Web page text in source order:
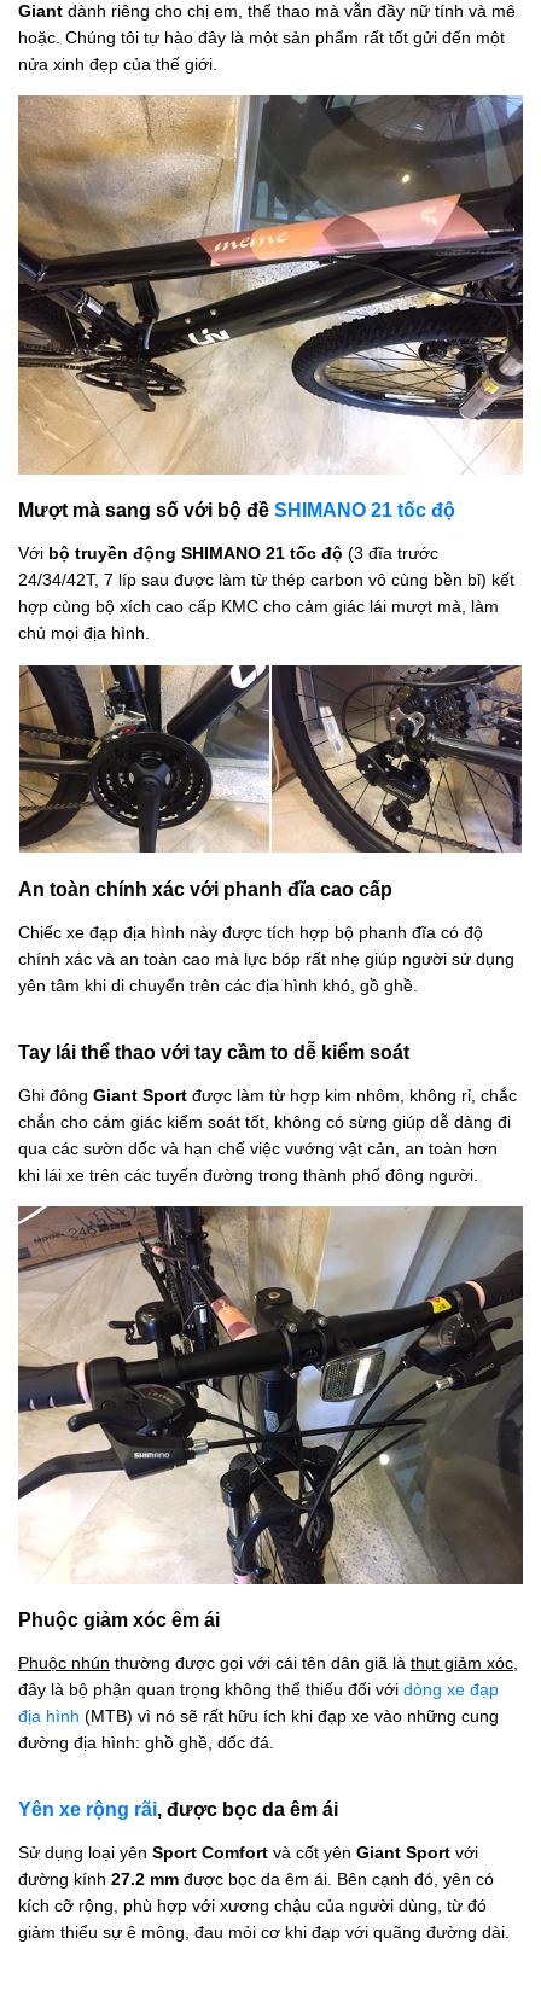
Giant dành riêng cho chị em, thể thao mà vẫn đầy nữ tính và mê
hoặc. Chúng tôi tự hào đây là một sản phẩm rất tốt gửi đến một
nửa xinh đẹp của thế giới.
Mượt mà sang số với bộ đề SHIMANO 21 tốc độ
Với bộ truyền động SHIMANO 21 tốc độ (3 đĩa trước
24/34/42T, 7 líp sau được làm từ thép carbon vô cùng bền bỉ) kết
hợp cùng bộ xích cao cấp KMC cho cảm giác lái mượt mà, làm
chủ mọi địa hình.
An toàn chính xác với phanh đĩa cao cấp
Chiếc xe đạp địa hình này được tích hợp bộ phanh đĩa có độ
chính xác và an toàn cao mà lực bóp rất nhẹ giúp người sử dụng
yên tâm khi di chuyển trên các địa hình khó, gồ ghề.
Tay lái thể thao với tay cầm to dễ kiểm soát
Ghi đông Giant Sport được làm từ hợp kim nhôm, không rỉ, chắc
chắn cho cảm giác kiểm soát tốt, không có sừng giúp dễ dàng đi
qua các sườn dốc và hạn chế việc vướng vật cản, an toàn hơn
khi lái xe trên các tuyến đường trong thành phố đông người.
Phuộc giảm xóc êm ái
Phuộc nhún thường được gọi với cái tên dân giã là thụt giảm xóc,
đây là bộ phận quan trọng không thể thiếu đối với dòng xe đạp
địa hình (MTB) vì nó sẽ rất hữu ích khi đạp xe vào những cung
đường địa hình: ghồ ghề, dốc đá.
Yên xe rộng rãi, được bọc da êm ái
Sử dụng loại yên Sport Comfort và cốt yên Giant Sport với
đường kính 27.2 mm được bọc da êm ái. Bên cạnh đó, yên có
kích cỡ rộng, phù hợp với xương chậu của người dùng, từ đó
giảm thiểu sự ê mông, đau mỏi cơ khi đạp với quãng đường dài.